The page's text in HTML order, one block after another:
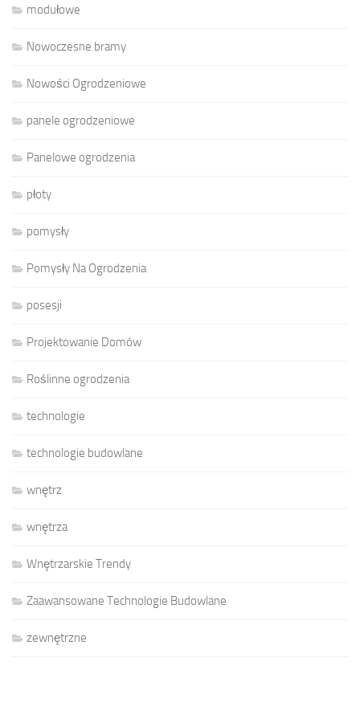
modułowe
Nowoczesne bramy
Nowości Ogrodzeniowe
panele ogrodzeniowe
Panelowe ogrodzenia
płoty
pomysły
Pomysły Na Ogrodzenia
posesji
Projektowanie Domów
Roślinne ogrodzenia
technologie
technologie budowlane
wnętrz
wnętrza
Wnętrzarskie Trendy
Zaawansowane Technologie Budowlane
zewnętrzne